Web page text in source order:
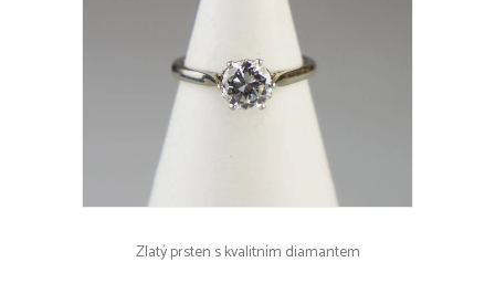
Zlatý prsten s kvalitním diamantem